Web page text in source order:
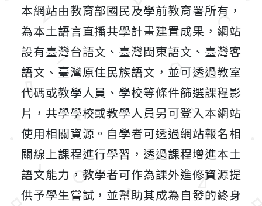
本網站由教育部國民及學前教育署所有，
為本土語言直播共學計畫建置成果，網站
設有臺灣台語文、臺灣閩東語文、臺灣客
語文、臺灣原住民族語文，並可透過教室
代碼或教學人員、學校等條件篩選課程影
片，共學學校或教學人員另可登入本網站
使用相關資源。自學者可透過網站報名相
關線上課程進行學習，透過課程增進本土
語文能力，教學者可作為課外進修資源提
供予學生嘗試，並幫助其成為自發的終身